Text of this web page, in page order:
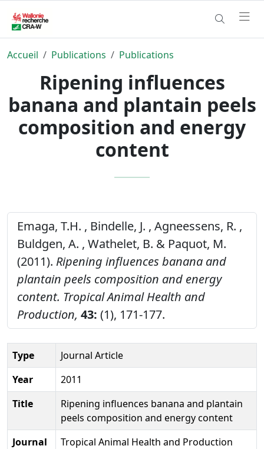
Accueil Publications Publications
Ripening influences
banana and plantain peels
composition and energy
content
Emaga, T.H. , Bindelle, J. , Agneessens, R. ,
Buldgen, A. , Wathelet, B. & Paquot, M.
(2011). Ripening influences banana and
plantain peels composition and energy
content. Tropical Animal Health and
Production, 43: (1), 171-177.
Type
Journal Article
Year
2011
Title
Ripening influences banana and plantain
peels composition and energy content
Journal
Tropical Animal Health and Production